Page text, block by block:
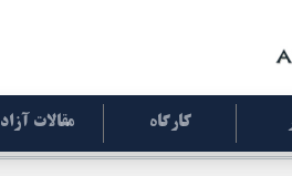
کارگاه مقالات آزاد